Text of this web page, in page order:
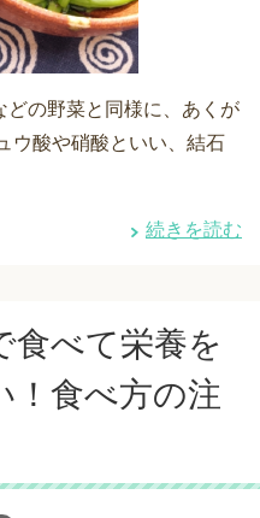
どの野菜と同様に、あくが
ウ酸や硝酸といい、結石
続きを読む
食べて栄養を
！食べ方の注